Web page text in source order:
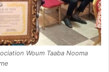
Woum Taaba Nooma